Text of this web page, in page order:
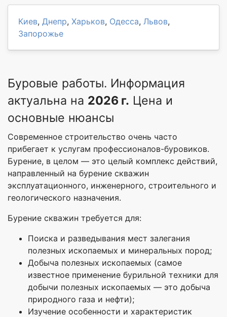
Киев, Днепр, Харьков, Одесса, Львов,
Запорожье
Буровые работы. Информация
актуальна на 2026 г. Цена и
основные нюансы
Современное строительство очень часто
прибегает к услугам профессионалов-буровиков.
Бурение, в целом — это целый комплекс действий,
направленный на бурение скважин
эксплуатационного, инженерного, строительного и
геологического назначения.
Бурение скважин требуется для:
Поиска и разведывания мест залегания
полезных ископаемых и минеральных пород;
Добыча полезных ископаемых (самое
известное применение бурильной техники для
добычи полезных ископаемых — это добыча
природного газа и нефти);
Изучение особенности и характеристик